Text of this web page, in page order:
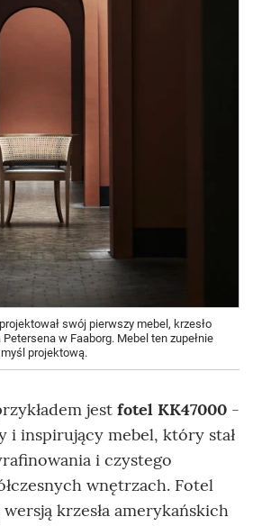
swój pierwszy mebel, krzesło
w Faaborg. Mebel ten zupełnie
projektową.
jest fotel KK47000 -
i inspirujący mebel, który stał
i czystego
wnętrzach. Fotel
krzesła amerykańskich